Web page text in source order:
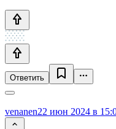
Ответить
venanen22 июн 2024 в